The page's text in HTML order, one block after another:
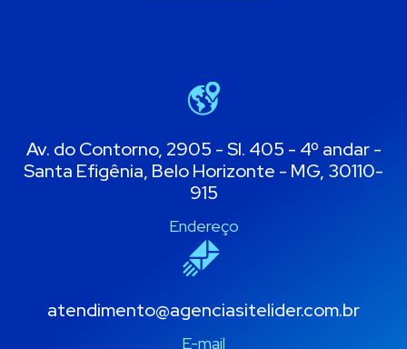
Av. do Contorno, 2905 - Sl. 405 - 4º andar -
Santa Efigênia, Belo Horizonte - MG, 30110-
915
Endereço
atendimento@agenciasitelider.com.br
E-mail